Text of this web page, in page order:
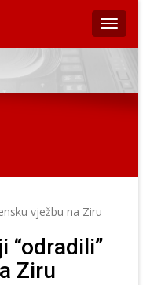
vježbu na Ziru
“odradili”
Ziru